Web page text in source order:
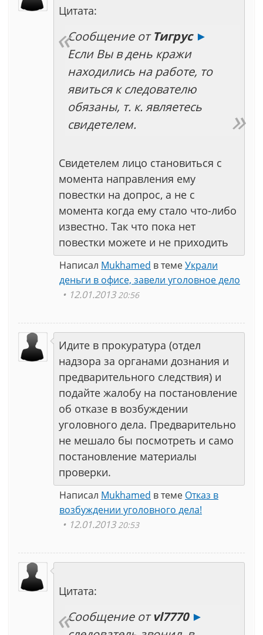
Цитата:
Сообщение отТигрус ►
Если Вы в день кражи
находились на работе, то
явиться к следователю
обязаны, т. к. являетесь
свидетелем.
Свидетелем лицо становиться с
момента направления ему
повестки на допрос, а не с
момента когда ему стало что-либо
известно. Так что пока нет
повестки можете и не приходить
Написал Mukhamed в темеУкрали
деньги в офисе, завели уголовное дело
12.01.201320:56
Идите в прокуратура (отдел
надзора за органами дознания и
предварительного следствия) и
подайте жалобу на постановление
об отказе в возбуждении
уголовного дела. Предварительно
не мешало бы посмотреть и само
постановление материалы
проверки.
Написал Mukhamed в теме Отказ в
возбуждении уголовного дела!
12.01.201320:53
Цитата:
Сообщение отvl7770 ►